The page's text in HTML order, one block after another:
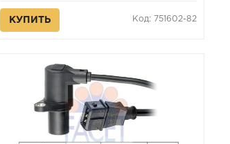
КУПИТЬ Код: 751602-82